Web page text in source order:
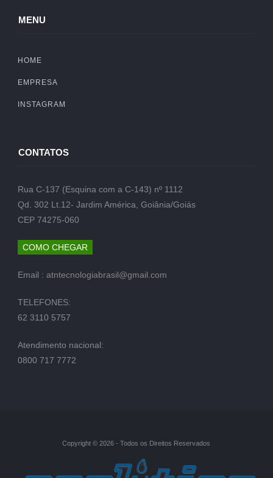
MENU
HOME
EMPRESA
INSTAGRAM
CONTATOS
Rua C-137 (Esquina com a C-143) nº 1112
Qd. 302 Lt.12- Jardim América, Goiânia/Goiás
CEP 74275-060
COMO CHEGAR
Email : atntecnologiabrasil@gmail.com
TELEFONES:
62 3110 5757
Atendimento nacional:
0800 717 7772
Copyright © 2026 - Todos os Direitos Reservados